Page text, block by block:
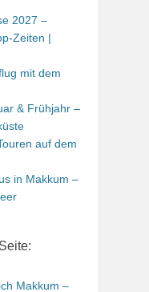
2027 –
Zeiten |
mit dem
& Frühjahr –
auf dem
in Makkum –
Makkum –